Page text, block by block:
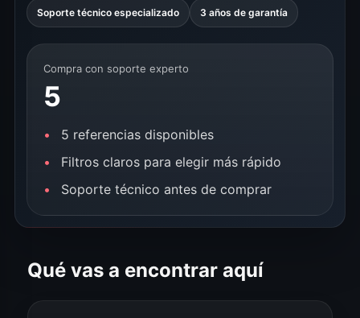
Soporte técnico especializado 3 años de garantía
Compra con soporte experto
5
5 referencias disponibles
Filtros claros para elegir más rápido
Soporte técnico antes de comprar
Qué vas a encontrar aquí